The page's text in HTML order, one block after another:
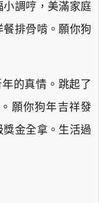
調哼，美滿家庭
排骨啃。願你狗
的真情。跳起了
願你狗年吉祥發
金全拿。生活過